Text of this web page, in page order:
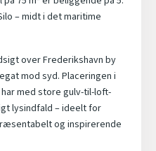
– midt i det maritime
over Frederikshavn by
mod syd. Placeringen i
med store gulv-til-loft-
lysindfald – ideelt for
og inspirerende